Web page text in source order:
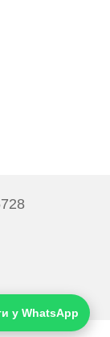
у WhatsApp